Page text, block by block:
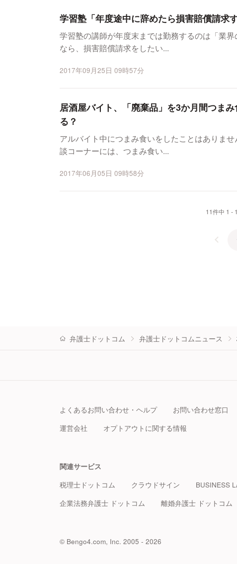
学習塾「年度途中に辞めたら損害賠償請求
学習塾の講師が年度末までは勤務するのは「業
なら、損害賠償請求をしたい...
2017年09月25日 09時57分
居酒屋バイト、「廃棄品」を3か月間つま
る？
アルバイト中につまみ食いをしたことはありま
談コーナーには、つまみ食い...
2017年06月05日 09時58分
11件中 1 -
弁護士ドットコム 弁護士ドットコムニュース
よくあるお問い合わせ・ヘルプ お問い合わせ窓口
運営会社
オプトアウトに関する情報
関連サービス
税理士ドットコム
クラウドサイン BUSINESS
企業法務弁護士 ドットコム
離婚弁護士 ドットコム
© Bengo4.com, Inc. 2005 - 2026